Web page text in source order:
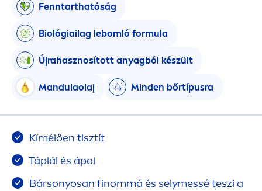
Fenntarthatóság
Biológiailag lebomló formula
Újrahasznosított anyagból készült
Mandulaolaj Minden bőrtípusra
Kímélően tisztít
Táplál és ápol
Bársonyosan finommá és selymessé teszi a